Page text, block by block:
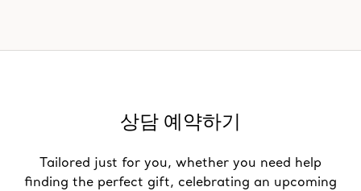
상담 예약하기
Tailored just for you, whether you need help
finding the perfect gift, celebrating an upcoming